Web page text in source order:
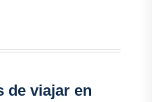
de viajar en